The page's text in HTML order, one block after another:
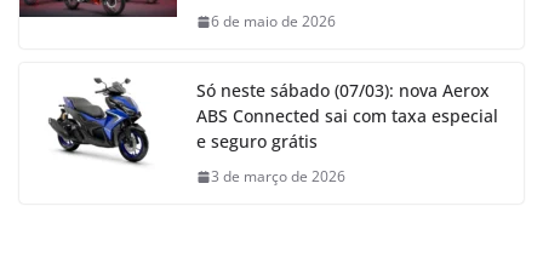
6 de maio de 2026
Só neste sábado (07/03): nova Aerox
ABS Connected sai com taxa especial
e seguro grátis
3 de março de 2026